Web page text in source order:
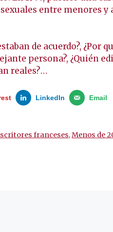
entre menores
de acuerdo?, ¿Por
persona?, ¿Quién
reales?…
LinkedIn Email
franceses,Menos de